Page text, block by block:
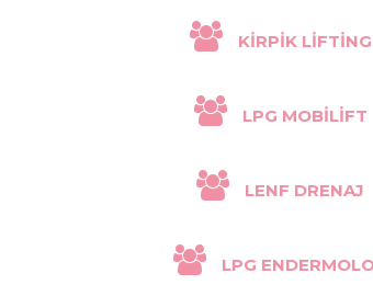
KIRPIK LIFTING
LPG MOBILIFT
LENF DRENAJ
LPG